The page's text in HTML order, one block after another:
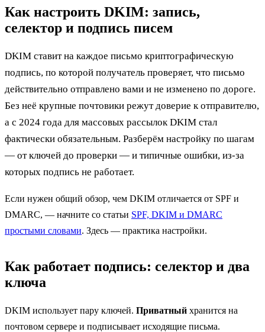
Как настроить DKIM: запись,
селектор и подпись писем
DKIM ставит на каждое письмо криптографическую
подпись, по которой получатель проверяет, что письмо
действительно отправлено вами и не изменено по дороге.
Без неё крупные почтовики режут доверие к отправителю,
а с 2024 года для массовых рассылок DKIM стал
фактически обязательным. Разберём настройку по шагам
— от ключей до проверки — и типичные ошибки, из-за
которых подпись не работает.
Если нужен общий обзор, чем DKIM отличается от SPF и
DMARC, — начните со статьи SPF, DKIM и DMARC
простыми словами. Здесь — практика настройки.
Как работает подпись: селектор и два
ключа
DKIM использует пару ключей. Приватный хранится на
почтовом сервере и подписывает исходящие письма.